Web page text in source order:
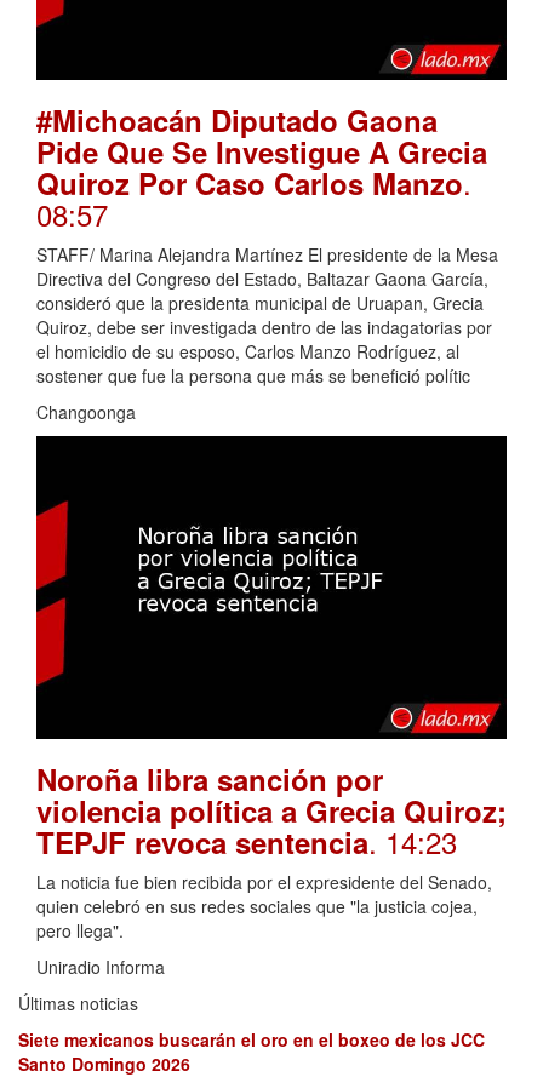
#Michoacán Diputado Gaona
Pide Que Se Investigue A Grecia
Quiroz Por Caso Carlos Manzo.
08:57
STAFF/ Marina Alejandra Martínez El presidente de la Mesa
Directiva del Congreso del Estado, Baltazar Gaona García,
consideró que la presidenta municipal de Uruapan, Grecia
Quiroz, debe ser investigada dentro de las indagatorias por
el homicidio de su esposo, Carlos Manzo Rodríguez, al
sostener que fue la persona que más se benefició polític
Changoonga
Noroña libra sanción por
violencia política a Grecia Quiroz;
TEPJF revoca sentencia. 14:23
La noticia fue bien recibida por el expresidente del Senado,
quien celebró en sus redes sociales que "la justicia cojea,
pero llega".
Uniradio Informa
Últimas noticias
Siete mexicanos buscarán el oro en el boxeo de los JCC
Santo Domingo 2026